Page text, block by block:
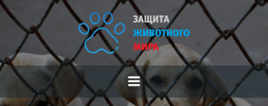
Перейти
к
содержимому